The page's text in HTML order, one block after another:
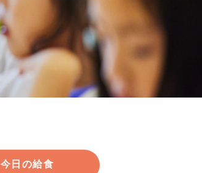
今日の給食